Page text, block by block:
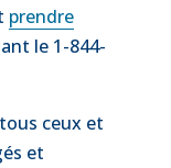
prendre
le 1-844-
ceux et
et